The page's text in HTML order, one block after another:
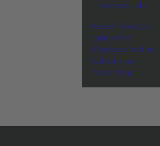
Ganzes Jahr
Preise Tickets &
Equipment
Mitgliedschaften
Gutscheine
Ticket Shop